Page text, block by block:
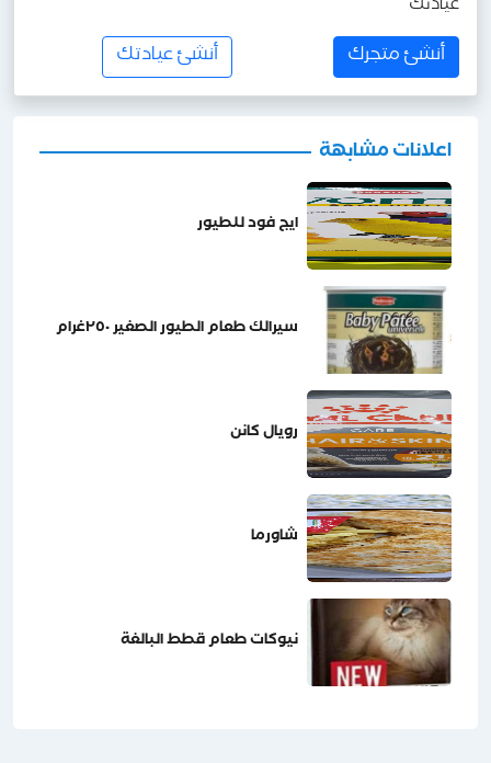
عيادتك
أنشئ متجرك أنشئ عيادتك
اعلانات مشابهة
ايج فود للطيور
سيرالك طعام الطيور الصغير ٢٥٠غرام
رويال كانن
شاورما
نيوكات طعام قطط البالغة